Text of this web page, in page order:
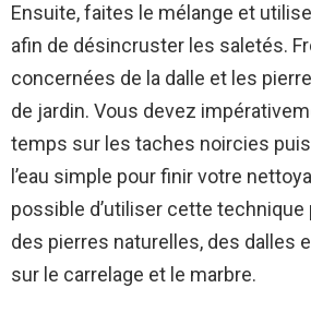
Ensuite, faites le mélange et
afin de désincruster les saletés.
concernées de la dalle et les
de jardin. Vous devez
temps sur les taches noircies
l’eau simple pour finir votre
possible d’utiliser cette technique
des pierres naturelles, des dalles
sur le carrelage et le marbre.